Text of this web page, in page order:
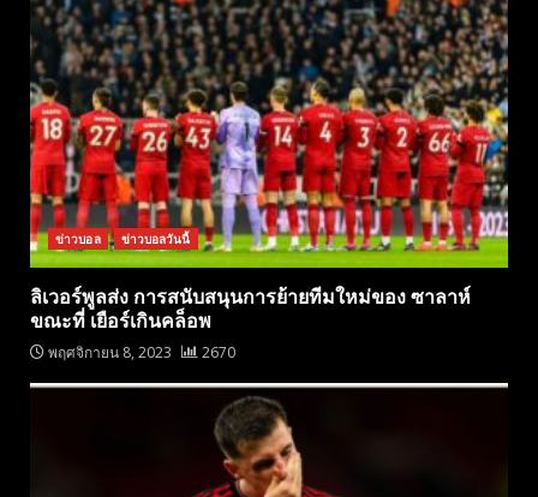
ข่าวบอล ข่าวบอลวันนี้
ลิเวอร์พูลส่ง การสนับสนุนการย้ายทีมใหม่ของ ซาลาห์
ขณะที่ เยือร์เกินคล็อพ
พฤศจิกายน 8, 2023 2670